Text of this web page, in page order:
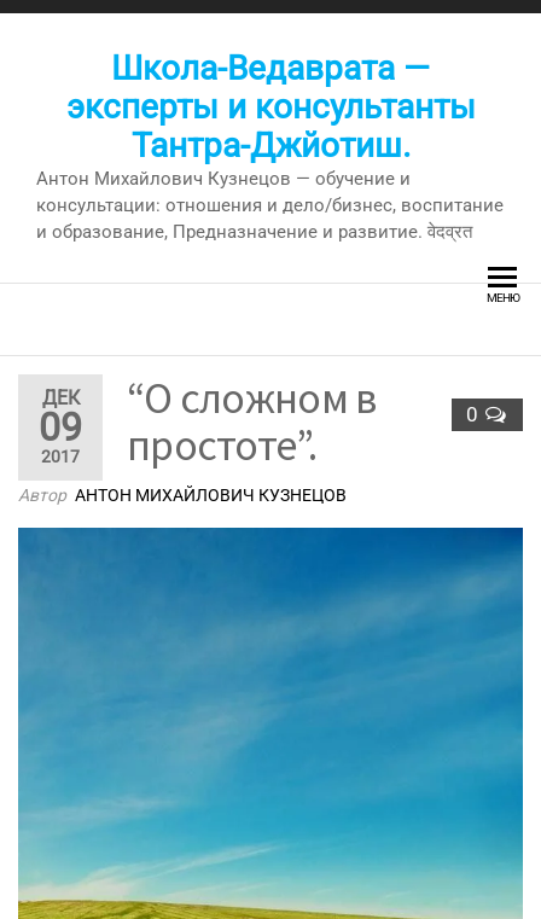
Перейти
Школа-Ведаврата —
эксперты и консультанты
Тантра-Джйотиш.
Антон Михайлович Кузнецов — обучение и
консультации: отношения и дело/бизнес, воспитание
и образование, Предназначение и развитие. वेदव्रत
МЕНЮ
ДЕК
09
2017
0
“О сложном в
простоте”.
Автор АНТОН МИХАЙЛОВИЧ КУЗНЕЦОВ